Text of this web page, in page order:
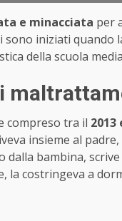
e minacciata per
sono iniziati
della scuola
compreso tra il 2013
insieme al
dalla bambina, scrive
la costringeva a